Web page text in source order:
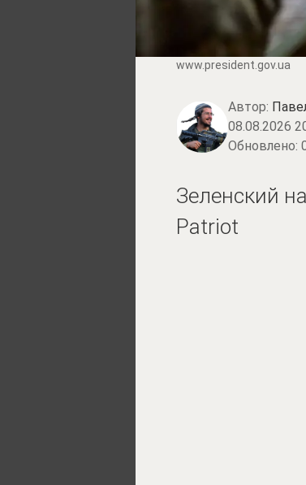
www.prеsidеnt.gоv.uа
Автор:
08.08.2026
Обновлено:
Зеленский
Patriot